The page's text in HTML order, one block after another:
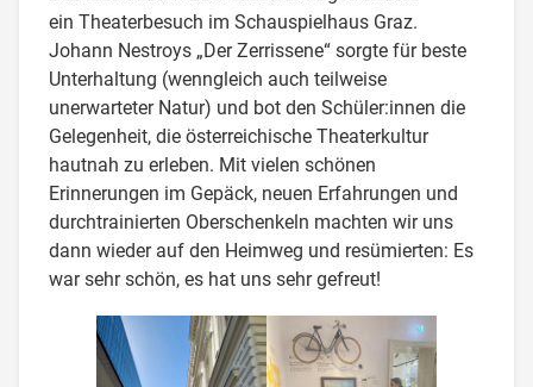
ein Theaterbesuch im Schauspielhaus Graz.
Johann Nestroys „Der Zerrissene“ sorgte für beste
Unterhaltung (wenngleich auch teilweise
unerwarteter Natur) und bot den Schüler:innen die
Gelegenheit, die österreichische Theaterkultur
hautnah zu erleben. Mit vielen schönen
Erinnerungen im Gepäck, neuen Erfahrungen und
durchtrainierten Oberschenkeln machten wir uns
dann wieder auf den Heimweg und resümierten: Es
war sehr schön, es hat uns sehr gefreut!